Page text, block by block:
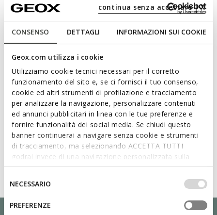
CONSENSO DETTAGLI INFORMAZIONI SUI COOKIE
Geox.com utilizza i cookie
Utilizziamo cookie tecnici necessari per il corretto
funzionamento del sito e, se ci fornisci il tuo consenso,
cookie ed altri strumenti di profilazione e tracciamento
per analizzare la navigazione, personalizzare contenuti
ed annunci pubblicitari in linea con le tue preferenze e
fornire funzionalità dei social media. Se chiudi questo
banner continuerai a navigare senza cookie e strumenti
di tracciamento, ma selezionando ACCETTA TUTTI
godrai invece di una navigazione personalizzata sulla
base dei tuoi gusti ed interessi. Selezionando
IMPOSTAZIONI potrai anche scegliere quali cookies ed
altri strumenti di tracciamento autorizzare. Per maggiori
informazioni o per modificare in qualsiasi momento le
tue impostazioni, visita la nostra
del
consenso
NECESSARIO
PREFERENZE
continua senza accettare | X
Matériaux
Technologies